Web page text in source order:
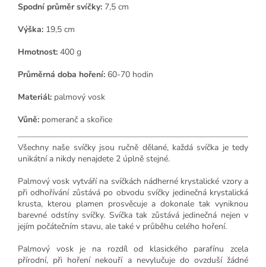
Spodní průměr svíčky: 7,5 cm
Výška: 19,5 cm
Hmotnost: 400 g
Průměrná doba hoření: 60-70 hodin
Materiál: palmový vosk
Vůně: pomeranč a skořice
Všechny naše svíčky jsou ručně dělané, každá svíčka je tedy
unikátní a nikdy nenajdete 2 úplně stejné.
Palmový vosk vytváří na svíčkách nádherné krystalické vzory a
při odhořívání zůstává po obvodu svíčky jedinečná krystalická
krusta, kterou plamen prosvěcuje a dokonale tak vyniknou
barevné odstíny svíčky. Svíčka tak zůstává jedinečná nejen v
jejím počátečním stavu, ale také v průběhu celého hoření.
Palmový vosk je na rozdíl od klasického parafínu zcela
přírodní, při hoření nekouří a nevylučuje do ovzduší žádné